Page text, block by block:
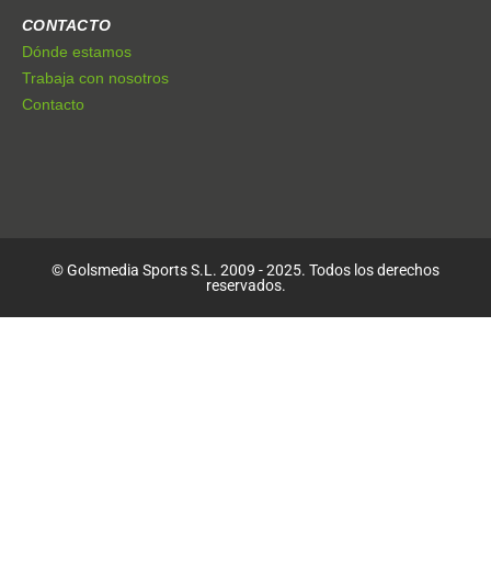
CONTACTO
Dónde estamos
Trabaja con nosotros
Contacto
© Golsmedia Sports S.L. 2009 - 2025. Todos los derechos
reservados.